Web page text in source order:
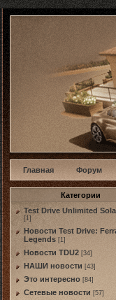
w
Главная Форум
Категории
Test Drive Unlimited
[1]
Новости Test Drive:
Legends [1]
Новости TDU2 [34]
НАШИ новости [43]
Это интересно [84]
Сетевые новости [57]